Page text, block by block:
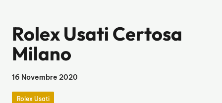
Rolex Usati Certosa
Milano
16 Novembre 2020
Rolex Usati